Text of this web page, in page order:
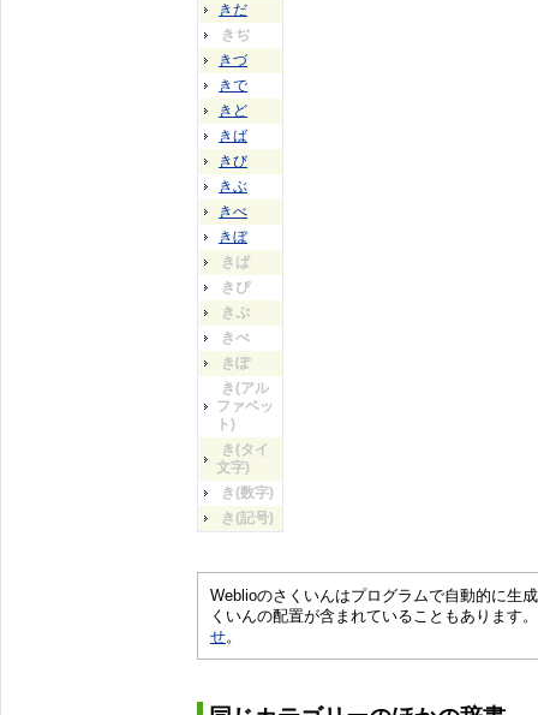
きだ
きぢ
きづ
きで
きど
きば
きび
きぶ
きべ
きぼ
きぱ
きぴ
きぷ
きぺ
きぽ
き(アル
ファベッ
ト)
き(タイ
文字)
き(数字)
き(記号)
Weblioのさくいんはプログラムで自動的に生
くいんの配置が含まれていることもあります
せ。